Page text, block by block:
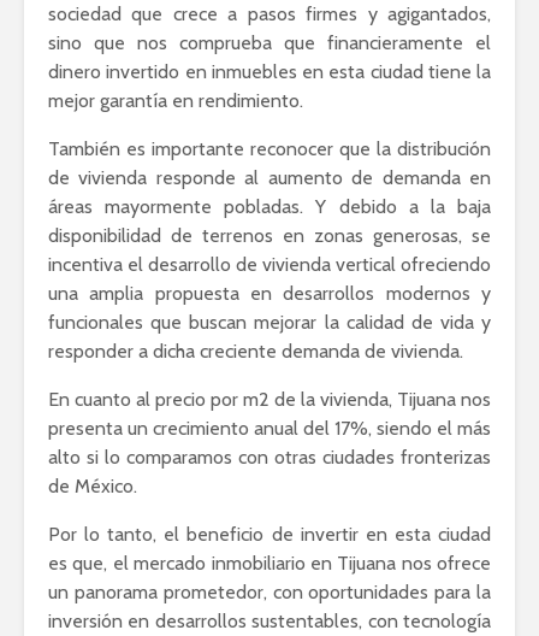
sociedad que crece a pasos firmes y agigantados,
sino que nos comprueba que financieramente el
dinero invertido en inmuebles en esta ciudad tiene la
mejor garantía en rendimiento.
También es importante reconocer que la distribución
de vivienda responde al aumento de demanda en
áreas mayormente pobladas. Y debido a la baja
disponibilidad de terrenos en zonas generosas, se
incentiva el desarrollo de vivienda vertical ofreciendo
una amplia propuesta en desarrollos modernos y
funcionales que buscan mejorar la calidad de vida y
responder a dicha creciente demanda de vivienda.
En cuanto al precio por m2 de la vivienda, Tijuana nos
presenta un crecimiento anual del 17%, siendo el más
alto si lo comparamos con otras ciudades fronterizas
de México.
Por lo tanto, el beneficio de invertir en esta ciudad
es que, el mercado inmobiliario en Tijuana nos ofrece
un panorama prometedor, con oportunidades para la
inversión en desarrollos sustentables, con tecnología